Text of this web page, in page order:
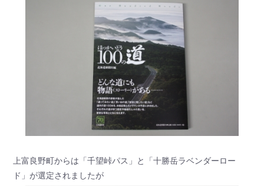
上富良野町からは「千望峠パス」と「十勝岳ラベンダーロー
ド」が選定されましたが